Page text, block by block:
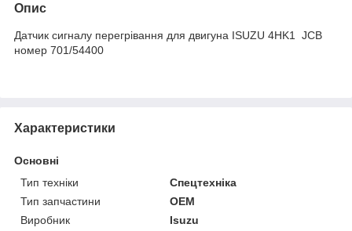
Опис
Датчик сигналу перегрівання для двигуна ISUZU 4HK1 JCB
номер 701/54400
Характеристики
Основні
Тип техніки
Спецтехніка
Тип запчастини
OEM
Виробник
Isuzu